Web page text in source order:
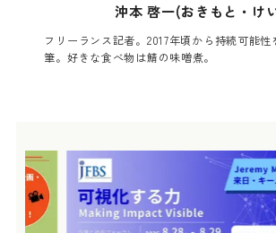
沖本 啓一(おきもと・け
フリーランス記者。2017年頃から持続可能
筆。好きな食べ物は鯖の味噌煮。